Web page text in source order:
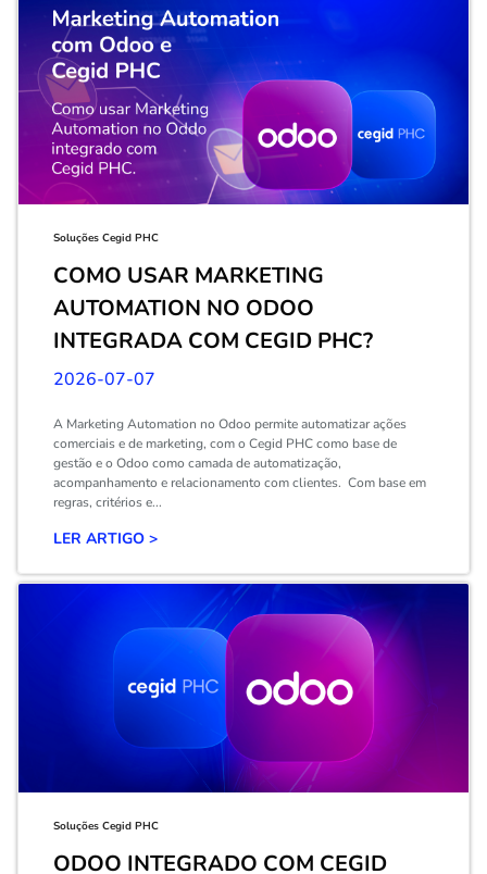
Soluções Cegid PHC
COMO USAR MARKETING
AUTOMATION NO ODOO
INTEGRADA COM CEGID PHC?
2026-07-07
A Marketing Automation no Odoo permite automatizar ações
comerciais e de marketing, com o Cegid PHC como base de
gestão e o Odoo como camada de automatização,
acompanhamento e relacionamento com clientes. Com base em
regras, critérios e...
LER ARTIGO >
Soluções Cegid PHC
ODOO INTEGRADO COM CEGID